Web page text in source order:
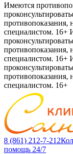
Имеются
противопоказания,
специалистом. 16+
противопоказания,
специалистом. 16+
противопоказания,
специалистом. 16+
8 (861) 212-7-212
помощь 24/7